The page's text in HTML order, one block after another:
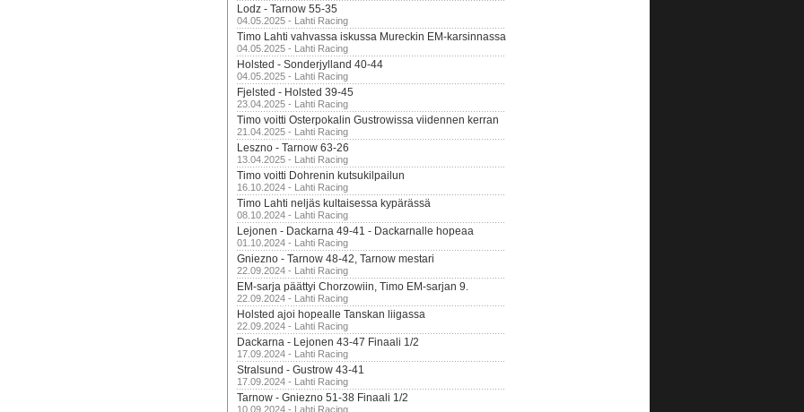
Lodz - Tarnow 55-35
04.05.2025 - Lahti Racing
Timo Lahti vahvassa iskussa Mureckin EM-karsinnassa
04.05.2025 - Lahti Racing
Holsted - Sonderjylland 40-44
04.05.2025 - Lahti Racing
Fjelsted - Holsted 39-45
23.04.2025 - Lahti Racing
Timo voitti Osterpokalin Gustrowissa viidennen kerran
21.04.2025 - Lahti Racing
Leszno - Tarnow 63-26
13.04.2025 - Lahti Racing
Timo voitti Dohrenin kutsukilpailun
16.10.2024 - Lahti Racing
Timo Lahti neljäs kultaisessa kypärässä
08.10.2024 - Lahti Racing
Lejonen - Dackarna 49-41 - Dackarnalle hopeaa
01.10.2024 - Lahti Racing
Gniezno - Tarnow 48-42, Tarnow mestari
22.09.2024 - Lahti Racing
EM-sarja päättyi Chorzowiin, Timo EM-sarjan 9.
22.09.2024 - Lahti Racing
Holsted ajoi hopealle Tanskan liigassa
22.09.2024 - Lahti Racing
Dackarna - Lejonen 43-47 Finaali 1/2
17.09.2024 - Lahti Racing
Stralsund - Gustrow 43-41
17.09.2024 - Lahti Racing
Tarnow - Gniezno 51-38 Finaali 1/2
10.09.2024 - Lahti Racing